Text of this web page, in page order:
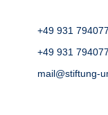
+49 931
+49 931
mail@stiftung-